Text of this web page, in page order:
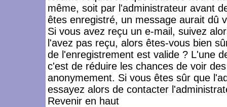
même, soit par l'administrateur avant
êtes enregistré, un message aurait dû
Si vous avez reçu un e-mail, suivez
l'avez pas reçu, alors êtes-vous bien
de l'enregistrement est valide ? L'une
c'est de réduire les chances de voir
anonymement. Si vous êtes sûr que
essayez alors de contacter
Revenir en haut